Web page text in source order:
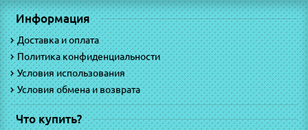
Информация
Доставка и оплата
Политика конфиденциальности
Условия использования
Условия обмена и возврата
Что купить?